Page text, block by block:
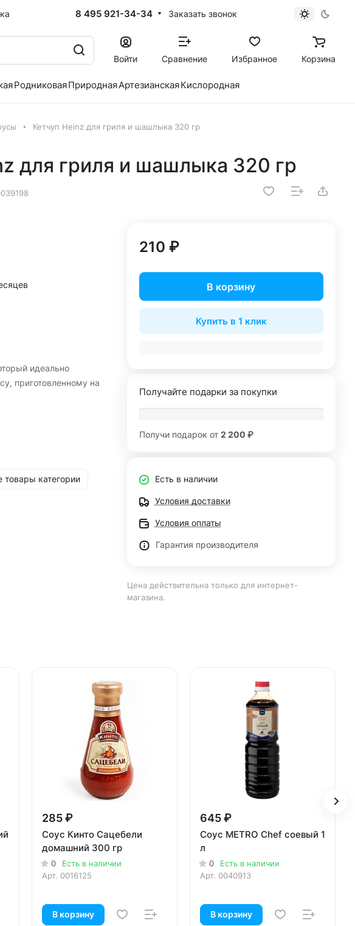
8 495 921-34-34 Заказать звонок
Войти Сравнение Избранное Корзина
РодниковаяПрироднаяАртезианскаяКислородная
Кетчуп Heinz для гриля и шашлыка 320 гр
для гриля и шашлыка 320 гр
идеально
приготовленному на
товары категории
210 ₽
В корзину
Купить в 1 клик
Получайте подарки за покупки
Получи подарок от 2 200 ₽
Есть в наличии
Условия доставки
Условия оплаты
Гарантия производителя
Цена действительна только для интернет-
магазина.
285 ₽
Соус Кинто Сацебели
домашний 300 гр
0
Есть в наличии
Арт. 0016125
В корзину
645 ₽
Соус METRO Chef соевый 1
л
0
Есть в наличии
Арт. 0040913
В корзину